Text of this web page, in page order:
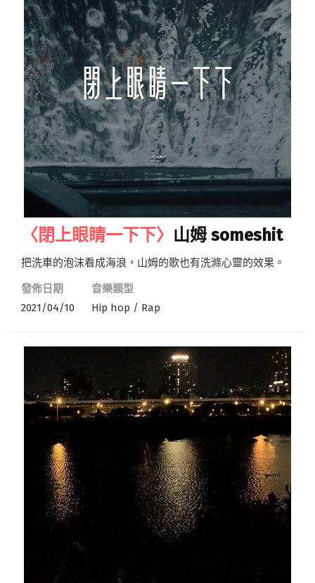
〈閉上眼睛一下下〉 山姆 someshit
把洗車的泡沫看成海浪，山姆的歌也有洗滌心靈的效果。
發佈日期
2021/04/10
音樂類型
Hip hop / Rap